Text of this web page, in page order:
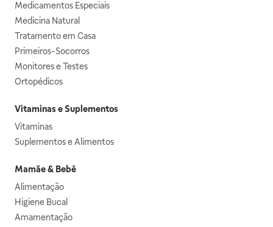
Medicamentos Especiais
Medicina Natural
Tratamento em Casa
Primeiros-Socorros
Monitores e Testes
Ortopédicos
Vitaminas e Suplementos
Vitaminas
Suplementos e Alimentos
Mamãe & Bebê
Alimentação
Higiene Bucal
Amamentação